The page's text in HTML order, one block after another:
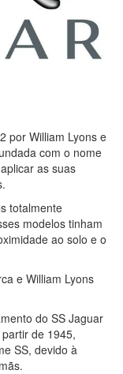
por William Lyons e
com o nome
as suas
totalmente
modelos tinham
ao solo e o
e William Lyons
do SS Jaguar
de 1945,
SS, devido à